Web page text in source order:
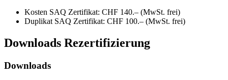
Kosten SAQ Zertifikat: CHF 140.– (MwSt. frei)
Duplikat SAQ Zertifikat: CHF 100.– (MwSt. frei)
Downloads Rezertifizierung
Downloads